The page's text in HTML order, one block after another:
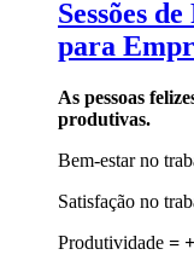
Sessões de
para
As pessoas
produtivas.
Bem-estar no
Satisfação no
Produtividade =